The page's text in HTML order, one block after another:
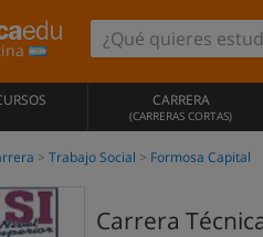
CARRERA
(CARRERAS CORTAS)
Trabajo Social Formosa Capital
Carrera